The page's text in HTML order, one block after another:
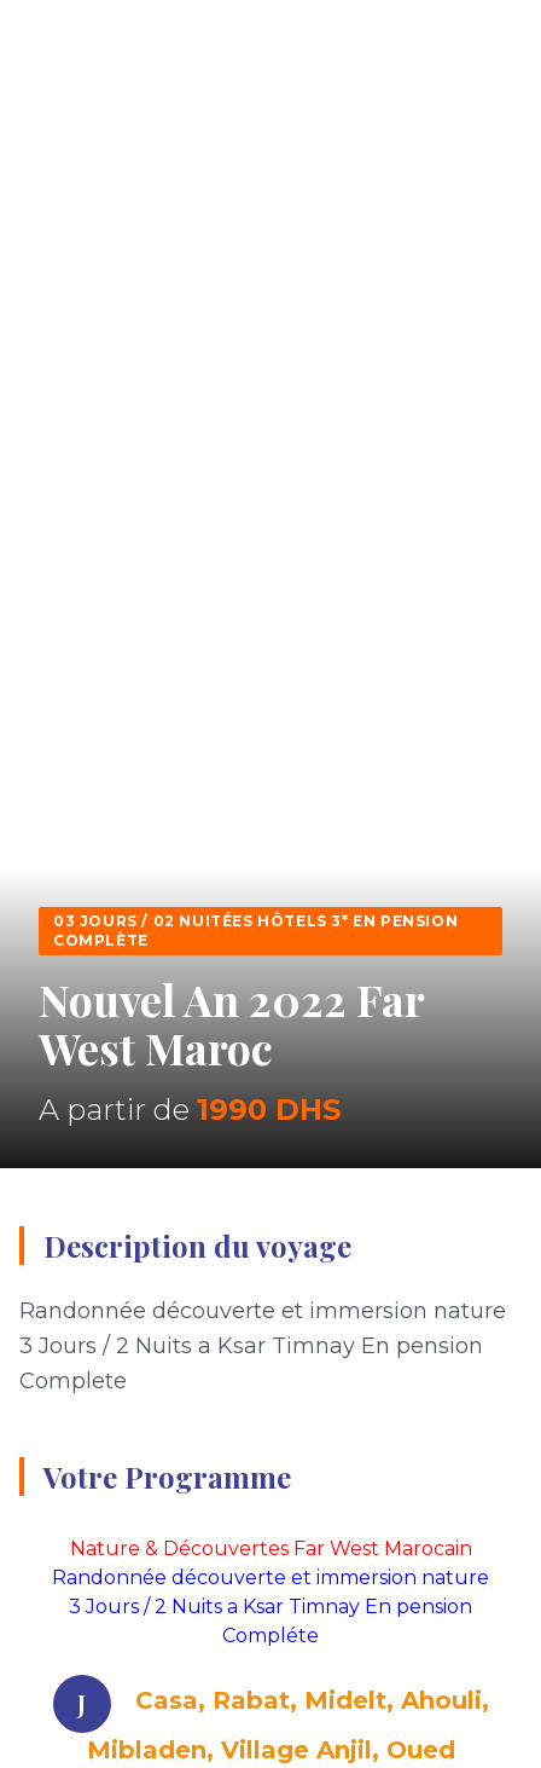
03 JOURS / 02 NUITÉES HÔTELS 3* EN PENSION
COMPLÈTE
Nouvel An 2022 Far
West Maroc
A partir de 1990 DHS
Description du voyage
Randonnée découverte et immersion nature
3 Jours / 2 Nuits a Ksar Timnay En pension
Complete
Votre Programme
Nature & Découvertes Far West Marocain
Randonnée découverte et immersion nature
3 Jours / 2 Nuits a Ksar Timnay En pension
Compléte
Casa, Rabat, Midelt, Ahouli,
Mibladen, Village Anjil, Oued